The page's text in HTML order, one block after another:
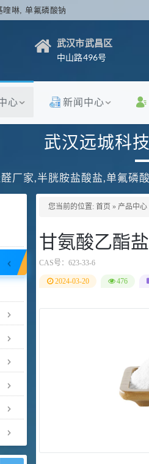
啉, 单氟磷酸钠
武汉市武昌区
中山路496号
心 新闻中心
武汉远城科
厂家,半胱胺盐酸盐,单氟磷
您当前的位置: 首页 » 产品中心
甘氨酸乙酯
CAS号： 623-33-6
2024-03-20 476